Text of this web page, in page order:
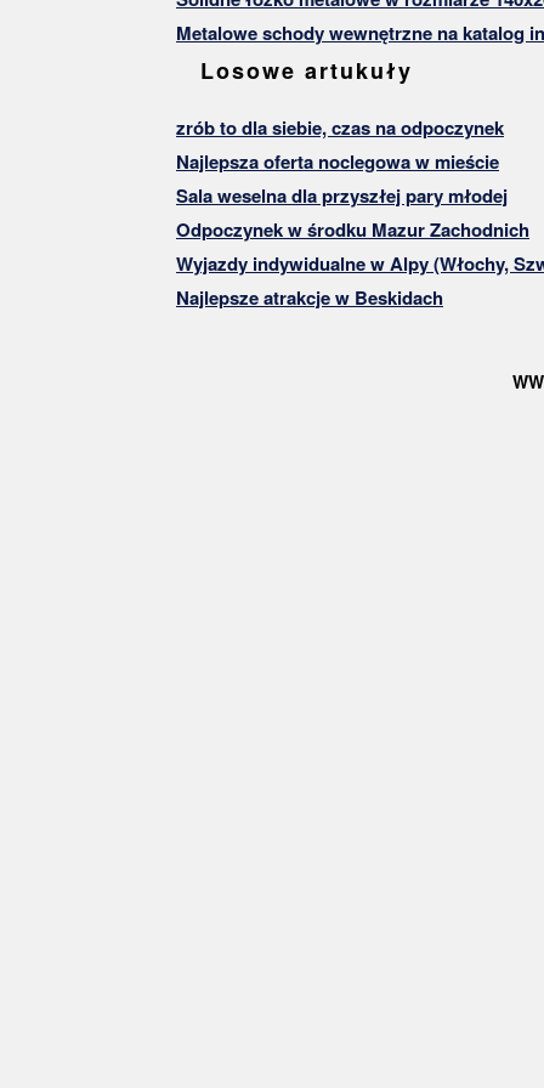
Metalowe schody wewnętrzne na katalog
Losowe artukuły
zrób to dla siebie, czas na odpoczynek
Najlepsza oferta noclegowa w mieście
Sala weselna dla przyszłej pary młodej
Odpoczynek w środku Mazur Zachodnich
Wyjazdy indywidualne w Alpy (Włochy,
Najlepsze atrakcje w Beskidach